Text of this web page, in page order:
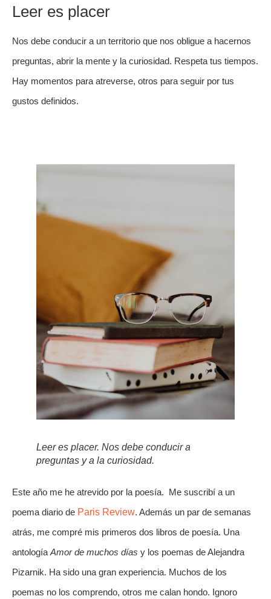
Leer es placer
Nos debe conducir a un territorio que nos obligue a hacernos
preguntas, abrir la mente y la curiosidad. Respeta tus tiempos.
Hay momentos para atreverse, otros para seguir por tus
gustos definidos.
Leer es placer. Nos debe conducir a
preguntas y a la curiosidad.
Este año me he atrevido por la poesía.  Me suscribí a un
poema diario de Paris Review. Además un par de semanas
atrás, me compré mis primeros dos libros de poesía. Una
antología Amor de muchos días y los poemas de Alejandra
Pizarnik. Ha sido una gran experiencia. Muchos de los
poemas no los comprendo, otros me calan hondo. Ignoro